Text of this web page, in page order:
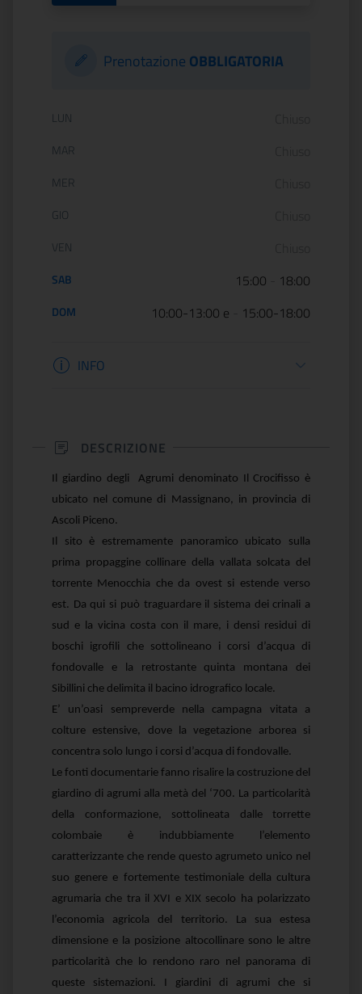
Prenotazione OBBLIGATORIA
Orario di apertura:
LUN
MAR
MER
GIO
VEN
SAB 15:00 18:00
DOM 10:00-13:00 e 15:00-18:00
Informazioni apertura
INFO
DESCRIZIONE
Il giardino degli Agrumi denominato Il Crocifisso è
ubicato nel comune di Massignano, in provincia di
Ascoli Piceno.
Il sito è estremamente panoramico ubicato sulla
prima propaggine collinare della vallata solcata del
torrente Menocchia che da ovest si estende verso
est. Da qui si può traguardare il sistema dei crinali a
sud e la vicina costa con il mare, i densi residui di
boschi igrofili che sottolineano i corsi d’acqua di
fondovalle e la retrostante quinta montana dei
Sibillini che delimita il bacino idrografico locale.
E’ un’oasi sempreverde nella campagna vitata a
colture estensive, dove la vegetazione arborea si
concentra solo lungo i corsi d’acqua di fondovalle.
Le fonti documentarie fanno risalire la costruzione del
giardino di agrumi alla metà del ‘700. La particolarità
della conformazione, sottolineata dalle torrette
colombaie è indubbiamente l’elemento
caratterizzante che rende questo agrumeto unico nel
suo genere e fortemente testimoniale della cultura
agrumaria che tra il XVI e XIX secolo ha polarizzato
l’economia agricola del territorio. La sua estesa
dimensione e la posizione altocollinare sono le altre
particolarità che lo rendono raro nel panorama di
queste sistemazioni. I giardini di agrumi che si